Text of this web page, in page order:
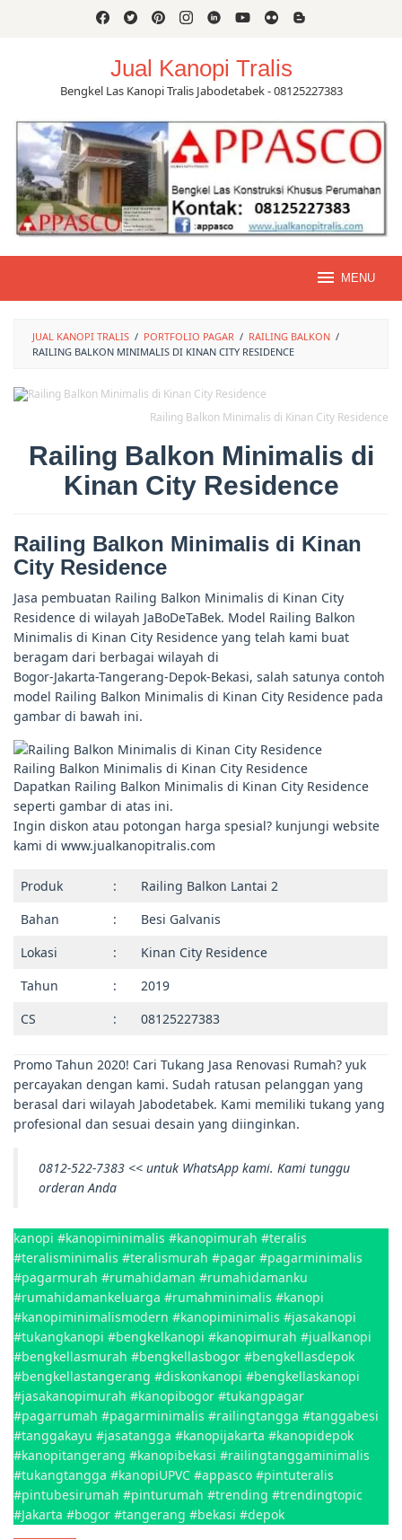
Jual Kanopi Tralis
Bengkel Las Kanopi Tralis Jabodetabek - 08125227383
MENU
JUAL KANOPI TRALIS / PORTFOLIO PAGAR / RAILING BALKON /
RAILING BALKON MINIMALIS DI KINAN CITY RESIDENCE
Railing Balkon Minimalis di Kinan City Residence
Railing Balkon Minimalis di
Kinan City Residence
Railing Balkon Minimalis di Kinan
City Residence
Jasa pembuatan Railing Balkon Minimalis di Kinan City
Residence di wilayah JaBoDeTaBek. Model Railing Balkon
Minimalis di Kinan City Residence yang telah kami buat
beragam dari berbagai wilayah di
Bogor-Jakarta-Tangerang-Depok-Bekasi, salah satunya contoh
model Railing Balkon Minimalis di Kinan City Residence pada
gambar di bawah ini.
Railing Balkon Minimalis di Kinan City Residence
Dapatkan Railing Balkon Minimalis di Kinan City Residence
seperti gambar di atas ini.
Ingin diskon atau potongan harga spesial? kunjungi website
kami di www.jualkanopitralis.com
Produk :
Railing Balkon Lantai 2
Bahan
:
Besi Galvanis
Lokasi
:
Kinan City Residence
Tahun
:
2019
CS
: 08125227383
Promo Tahun 2020! Cari Tukang Jasa Renovasi Rumah? yuk
percayakan dengan kami. Sudah ratusan pelanggan yang
berasal dari wilayah Jabodetabek. Kami memiliki tukang yang
profesional dan sesuai desain yang diinginkan.
0812-522-7383 << untuk WhatsApp kami. Kami tunggu
orderan Anda
kanopi #kanopiminimalis #kanopimurah #teralis
#teralisminimalis #teralismurah #pagar #pagarminimalis
#pagarmurah #rumahidaman #rumahidamanku
#rumahidamankeluarga #rumahminimalis #kanopi
#kanopiminimalismodern #kanopiminimalis #jasakanopi
#tukangkanopi #bengkelkanopi #kanopimurah #jualkanopi
#bengkellasmurah #bengkellasbogor #bengkellasdepok
#bengkellastangerang #diskonkanopi #bengkellaskanopi
#jasakanopimurah #kanopibogor #tukangpagar
#pagarrumah #pagarminimalis #railingtangga #tanggabesi
#tanggakayu #jasatangga #kanopijakarta #kanopidepok
#kanopitangerang #kanopibekasi #railingtanggaminimalis
#tukangtangga #kanopiUPVC #appasco #pintuteralis
#pintubesirumah #pinturumah #trending #trendingtopic
#Jakarta #bogor #tangerang #bekasi #depok